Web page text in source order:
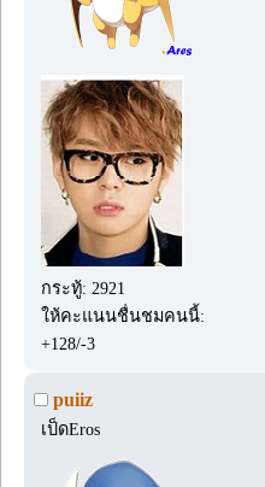
กระทู้: 2921
ให้คะแนนชื่นชมคนนี้:
+128/-3
puiiz
เป็ดEros